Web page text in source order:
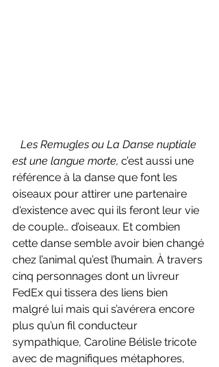
Les Remugles ou La Danse nuptiale
est une langue morte, c’est aussi une
référence à la danse que font les
oiseaux pour attirer une partenaire
d'existence avec qui ils feront leur vie
de couple… d’oiseaux. Et combien
cette danse semble avoir bien changé
chez l’animal qu’est l’humain. À travers
cinq personnages dont un livreur
FedEx qui tissera des liens bien
malgré lui mais qui s’avérera encore
plus qu’un fil conducteur
sympathique, Caroline Bélisle tricote
avec de magnifiques métaphores,